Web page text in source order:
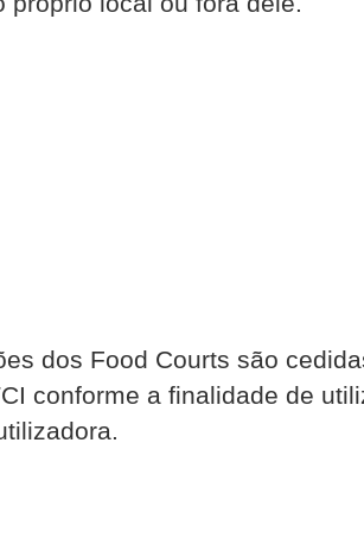
dos Food Courts são
conforme a finalidade de